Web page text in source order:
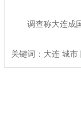
调查称大连成国
关键词：大连 城市